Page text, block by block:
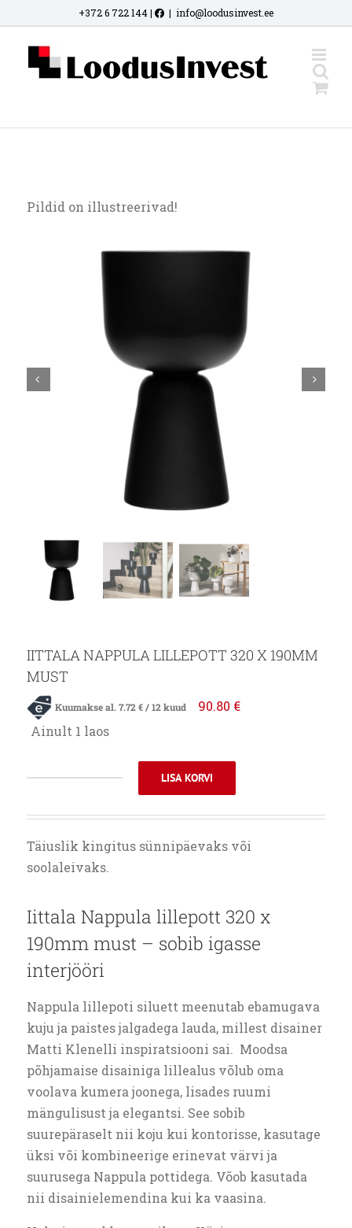
to
content
+372 6 722 144| | info@loodusinvest.ee
Pildid on illustreerivad!
IITTALA NAPPULA LILLEPOTT 320 X 190MM
MUST
Kuumakse al.7.72€/ 12 kuud 90.80 €
Ainult 1 laos
320
X
MUST
kogus
LISA KORVI
Täiuslik kingitus sünnipäevaks või
soolaleivaks.
Iittala Nappula lillepott 320 x
190mm must – sobib igasse
interjööri
Nappula lillepoti siluett meenutab ebamugava
kuju ja paistes jalgadega lauda, millest disainer
Matti Klenelli inspiratsiooni sai. Moodsa
põhjamaise disainiga lillealus võlub oma
voolava kumera joonega, lisades ruumi
mängulisust ja elegantsi. See sobib
suurepäraselt nii koju kui kontorisse, kasutage
üksi või kombineerige erinevat värvi ja
suurusega Nappula pottidega. Võob kasutada
nii disainielemendina kui ka vaasina.